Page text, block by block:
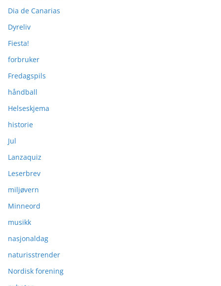
Dia de Canarias
Dyreliv
Fiesta!
forbruker
Fredagspils
håndball
Helseskjema
historie
Jul
Lanzaquiz
Leserbrev
miljøvern
Minneord
musikk
nasjonaldag
naturisstrender
Nordisk forening